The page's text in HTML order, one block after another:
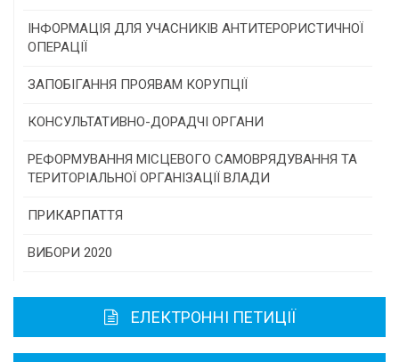
Конкурс проектів та програм місцевого
самоврядування
Конкурс інститутів громадянського суспільства
Програми/конкурси МТД
ІНФОРМАЦІЯ ДЛЯ УЧАСНИКІВ АНТИТЕРОРИСТИЧНОЇ
ОПЕРАЦІЇ
ЗАПОБІГАННЯ ПРОЯВАМ КОРУПЦІЇ
КОНСУЛЬТАТИВНО-ДОРАДЧІ ОРГАНИ
Консультативна рада
РЕФОРМУВАННЯ МІСЦЕВОГО САМОВРЯДУВАННЯ ТА
ТЕРИТОРІАЛЬНОЇ ОРГАНІЗАЦІЇ ВЛАДИ
ПРИКАРПАТТЯ
Історична довідка
Районні, міські ради
ВИБОРИ 2020
ЕЛЕКТРОННІ ПЕТИЦІЇ